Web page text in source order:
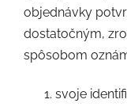
objednávky
dostatočným,
spôsobom
svoje